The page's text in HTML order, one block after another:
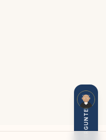
PERGUNTE